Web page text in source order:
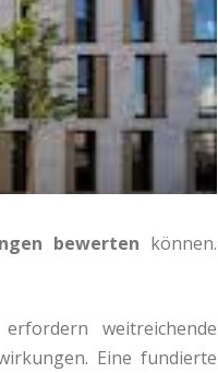
bewerten können.
weitreichende
Eine fundierte